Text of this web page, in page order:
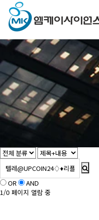
OR
AND
1/0 페이지 열람 중